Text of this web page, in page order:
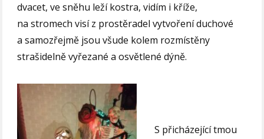
dvacet, ve sněhu leží kostra, vidím i kříže,
na stromech visí z prostěradel vytvoření duchové
a samozřejmě jsou všude kolem rozmístěny
strašidelně vyřezané a osvětlené dýně.
S přicházející tmou